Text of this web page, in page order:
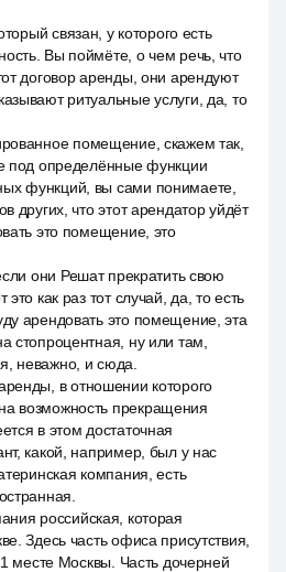
связан, у которого есть
Вы поймёте, о чем речь, что
договор аренды, они арендуют
ритуальные услуги, да, то
помещение, скажем так,
под определённые функции
функций, вы сами понимаете,
других, что этот арендатор уйдёт
это помещение, это
они Решат прекратить свою
это как раз тот случай, да, то есть
арендовать это помещение, эта
стопроцентная, ну или там,
неважно, и сюда.
в отношении которого
возможность прекращения
в этом достаточная
какой, например, был у нас
компания, есть
российская, которая
Здесь часть офиса присутствия,
1 месте Москвы. Часть дочерней